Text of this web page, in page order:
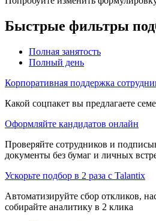
Быстрые фильтры
Полная занятость
Полный день
Корпоративная поддержка
Какой соцпакет вы предлагаете
Оформляйте кандидатов онлайн
Проверяйте сотрудников и
документы без бумаг и личных
Ускорьте подбор в 2 раза с Talantix
Автоматизируйте сбор откликов,
собирайте аналитику в 2 клика